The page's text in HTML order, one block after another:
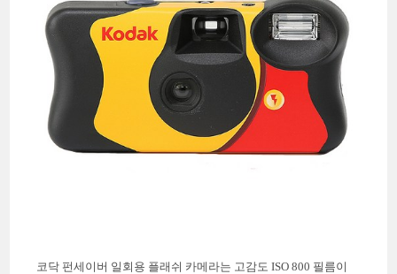
코닥 펀세이버 일회용 플래쉬 카메라는 고감도 ISO 800 필름이